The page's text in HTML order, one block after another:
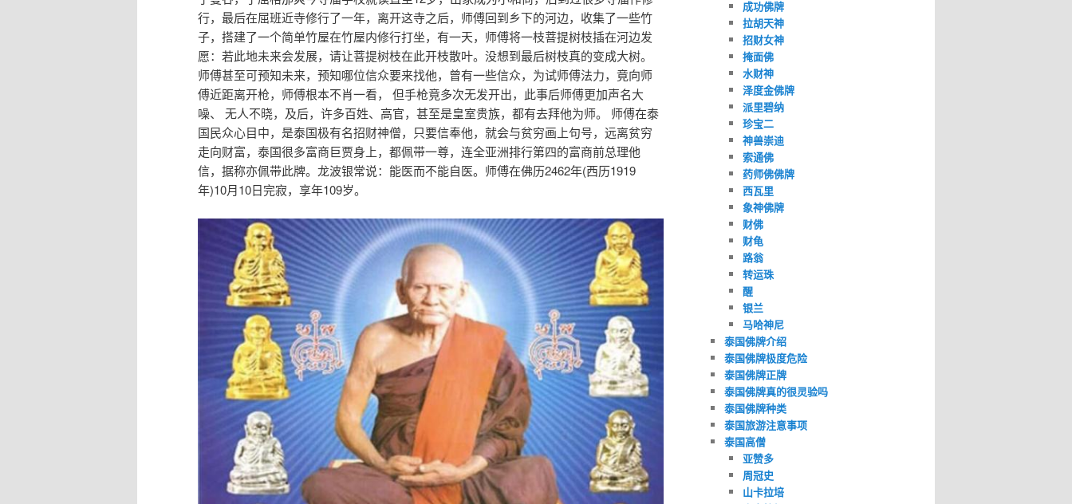
行，最后在屈班近寺修行了一年，离开这寺之后，师傅回到乡下的河边，收集了一些竹
子，搭建了一个简单竹屋在竹屋内修行打坐，有一天，师傅将一枝菩提树枝插在河边发
愿：若此地未来会发展，请让菩提树枝在此开枝散叶。没想到最后树枝真的变成大树。
师傅甚至可预知未来，预知哪位信众要来找他，曾有一些信众，为试师傅法力，竟向师
傅近距离开枪，师傅根本不肖一看， 但手枪竟多次无发开出，此事后师傅更加声名大
噪、 无人不晓，及后，许多百姓、高官，甚至是皇室贵族，都有去拜他为师。 师傅在泰
国民众心目中，是泰国极有名招财神僧，只要信奉他，就会与贫穷画上句号，远离贫穷
走向财富，泰国很多富商巨贾身上，都佩带一尊，连全亚洲排行第四的富商前总理他
信，据称亦佩带此牌。龙波银常说：能医而不能自医。师傅在佛历2462年(西历1919
年)10月10日完寂，享年109岁。
成功佛牌
拉胡天神
招财女神
掩面佛
水财神
泽度金佛牌
派里碧纳
珍宝二
神兽崇迪
索通佛
药师佛佛牌
西瓦里
象神佛牌
财佛
财龟
路翁
转运珠
醒
银兰
马哈神尼
泰国佛牌介绍
泰国佛牌极度危险
泰国佛牌正牌
泰国佛牌真的很灵验吗
泰国佛牌种类
泰国旅游注意事项
泰国高僧
亚赞多
周冠史
山卡拉培